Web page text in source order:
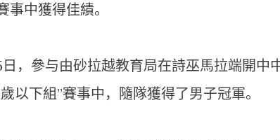
事中獲得佳績。
， 參与由砂拉越教育局在詩巫馬拉端開中
以下組”賽事中， 隨隊獲得了男子冠軍。